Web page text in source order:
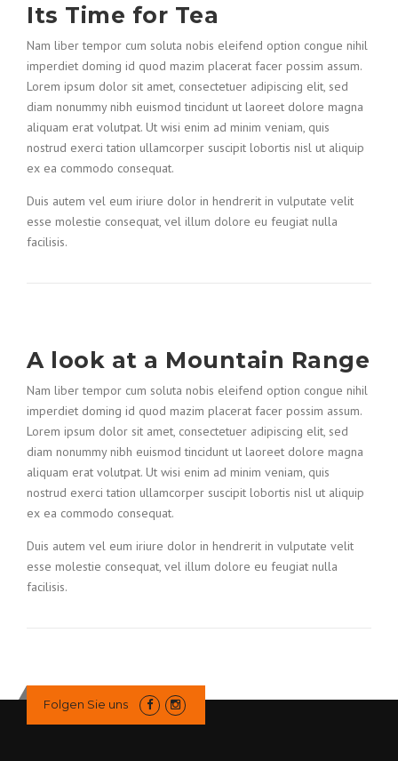
Its Time for Tea
Nam liber tempor cum soluta nobis eleifend option congue nihil
imperdiet doming id quod mazim placerat facer possim assum.
Lorem ipsum dolor sit amet, consectetuer adipiscing elit, sed
diam nonummy nibh euismod tincidunt ut laoreet dolore magna
aliquam erat volutpat. Ut wisi enim ad minim veniam, quis
nostrud exerci tation ullamcorper suscipit lobortis nisl ut aliquip
ex ea commodo consequat.
Duis autem vel eum iriure dolor in hendrerit in vulputate velit
esse molestie consequat, vel illum dolore eu feugiat nulla
facilisis.
A look at a Mountain Range
Nam liber tempor cum soluta nobis eleifend option congue nihil
imperdiet doming id quod mazim placerat facer possim assum.
Lorem ipsum dolor sit amet, consectetuer adipiscing elit, sed
diam nonummy nibh euismod tincidunt ut laoreet dolore magna
aliquam erat volutpat. Ut wisi enim ad minim veniam, quis
nostrud exerci tation ullamcorper suscipit lobortis nisl ut aliquip
ex ea commodo consequat.
Duis autem vel eum iriure dolor in hendrerit in vulputate velit
esse molestie consequat, vel illum dolore eu feugiat nulla
facilisis.
Folgen Sie uns